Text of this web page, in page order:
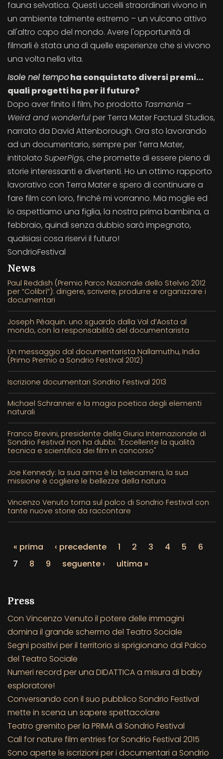
fauna selvatica. Questi uccelli straordinari vivono in
un ambiente talmente estremo – un vulcano attivo
all'altro capo del mondo. Avere l'opportunità di
filmarli è stata una di quelle esperienze che si vivono
una volta nella vita.
Isole nel tempoha conquistato diversi premi...
quali progetti ha per il futuro?
Dopo aver finito il film, ho prodotto Tasmania –
Weird and wonderfulper Terra Mater Factual Studios,
narrato da David Attenborough. Ora sto lavorando
ad un documentario, sempre per Terra Mater,
intitolato SuperPigs, che promette di essere pieno di
storie interessanti e divertenti. Ho un ottimo rapporto
lavorativo con Terra Mater e spero di continuare a
fare film con loro, finché mi vorranno. Mia moglie ed
io aspettiamo una figlia, la nostra prima bambina, a
febbraio, quindi senza dubbio sarà impegnato,
qualsiasi cosa riservi il futuro!
SondrioFestival
News
Paul Reddish (Premio Parco Nazionale dello Stelvio 2012
per “Colibrì”): dirigere, scrivere, produrre e organizzare i
documentari
Joseph Péaquin: uno sguardo dalla Val d’Aosta al
mondo, con la responsabilità del documentarista
Un messaggio dal documentarista Nallamuthu, India
(Primo Premio a Sondrio Festival 2012)
Iscrizione documentari Sondrio Festival 2013
Michael Schranner e la magia poetica degli elementi
naturali
Franco Brevini, presidente della Giuria Internazionale di
Sondrio Festival non ha dubbi: "Eccellente la qualità
tecnica e scientifica dei film in concorso"
Joe Kennedy: la sua arma è la telecamera, la sua
missione è cogliere le bellezze della natura
Vincenzo Venuto torna sul palco di Sondrio Festival con
tante nuove storie da raccontare
« prima ‹ precedente 1 2 3 4 5
6
7
8 9 seguente › ultima »
Press
Con Vincenzo Venuto il potere delle immagini
domina il grande schermo del Teatro Sociale
Segni positivi per il territorio si sprigionano dal Palco
del Teatro Sociale
Numeri record per una DIDATTICA a misura di baby
esploratore!
Conversando con il suo pubblico Sondrio Festival
mette in scena un sapere spettacolare
Teatro gremito per la PRIMA di Sondrio Festival
Call for nature film entries for Sondrio Festival 2015
Sono aperte le iscrizioni per i documentari a Sondrio